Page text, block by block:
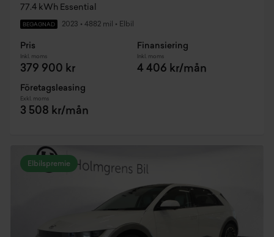
77.4 kWh Essential
BEGAGNAD 2023 • 4882 mil • Elbil
Pris
Inkl. moms
379 900 kr
Finansiering
Inkl. moms
4 406 kr/mån
Företagsleasing
Exkl. moms
3 508 kr/mån
Elbilspremie